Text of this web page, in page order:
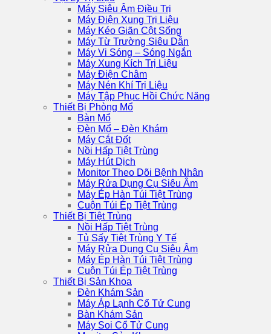
Máy Siêu Âm Điều Trị
Máy Điện Xung Trị Liệu
Máy Kéo Giãn Cột Sống
Máy Từ Trường Siêu Dẫn
Máy Vi Sóng – Sóng Ngắn
Máy Xung Kích Trị Liệu
Máy Điện Châm
Máy Nén Khí Trị Liệu
Máy Tập Phục Hồi Chức Năng
Thiết Bị Phòng Mổ
Bàn Mổ
Đèn Mổ – Đèn Khám
Máy Cắt Đốt
Nồi Hấp Tiệt Trùng
Máy Hút Dịch
Monitor Theo Dõi Bệnh Nhân
Máy Rửa Dụng Cụ Siêu Âm
Máy Ép Hàn Túi Tiệt Trùng
Cuộn Túi Ép Tiệt Trùng
Thiết Bị Tiệt Trùng
Nồi Hấp Tiệt Trùng
Tủ Sấy Tiệt Trùng Y Tế
Máy Rửa Dụng Cụ Siêu Âm
Máy Ép Hàn Túi Tiệt Trùng
Cuộn Túi Ép Tiệt Trùng
Thiết Bị Sản Khoa
Đèn Khám Sản
Máy Áp Lạnh Cổ Tử Cung
Bàn Khám Sản
Máy Soi Cổ Tử Cung